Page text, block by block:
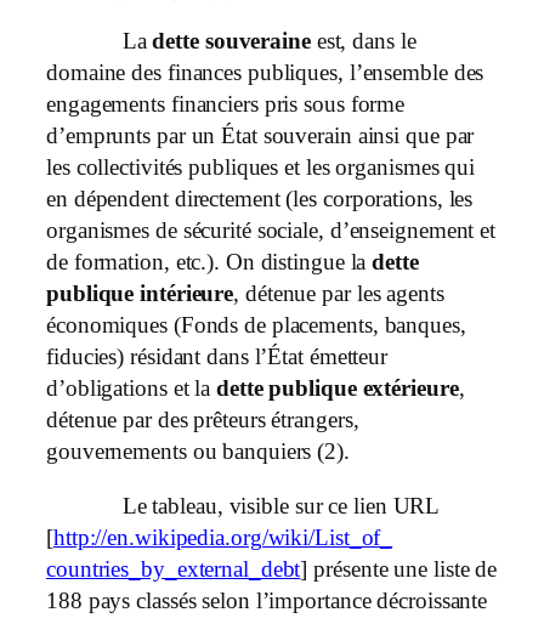
Ladette souveraineest, dans le
domaine des finances publiques, l’ensemble des
engagements financiers pris sous forme
d’emprunts par un État souverain ainsi que par
les collectivités publiques et les organismes qui
en dépendent directement (les corporations, les
organismes de sécurité sociale, d’enseignement et
de formation, etc.). On distingue ladette
publique intérieure, détenue par les agents
économiques (Fonds de placements, banques,
fiducies) résidant dans l’État émetteur
d’obligations et ladette publique extérieure,
détenue par des prêteurs étrangers,
gouvernements ou banquiers (2).
Le tableau, visible sur ce lien URL
[http://en.wikipedia.org/wiki/List_of_
countries_by_external_debt] présente une liste de
188 pays classés selon l’importance décroissante